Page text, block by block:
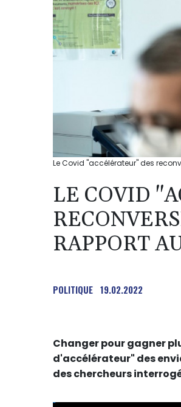
Le Covid "accélérateur" des
LE COVID
RAPPORT
POLITIQUE 19.02.2022
Changer pour gagner
d'accélérateur" des
des chercheurs